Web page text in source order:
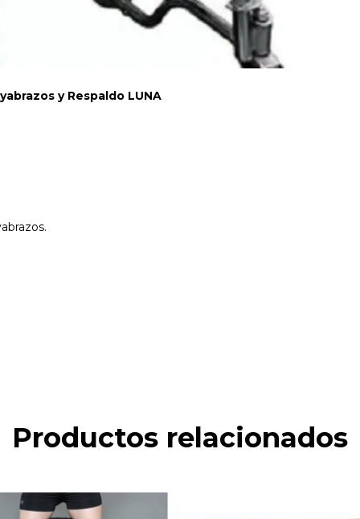
y Respaldo LUNA
Productos relacionados